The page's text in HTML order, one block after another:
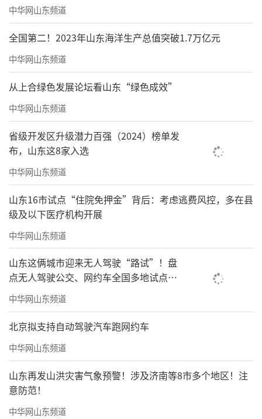
中华网山东频道
全国第二！2023年山东海洋生产总值突破1.7万亿元
中华网山东频道
从上合绿色发展论坛看山东“绿色成效”
中华网山东频道
省级开发区升级潜力百强（2024）榜单发
布，山东这8家入选
中华网山东频道
山东16市试点“住院免押金”背后：考虑逃费风控，多在县
级及以下医疗机构开展
中华网山东频道
山东这俩城市迎来无人驾驶“路试”！盘
点无人驾驶公交、网约车全国多地试点之
路
中华网山东频道
北京拟支持自动驾驶汽车跑网约车
中华网山东频道
山东再发山洪灾害气象预警！涉及济南等8市多个地区！注
意防范！
中华网山东频道